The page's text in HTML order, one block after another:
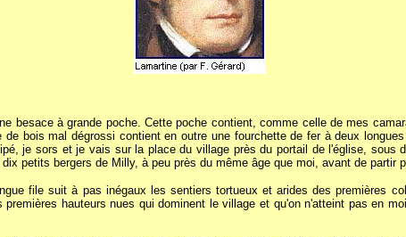
besace à grande poche. Cette poche contient, comme celle de mes
bois mal dégrossi contient en outre une fourchette de fer à deux
je sors et je vais sur la place du village près du portail de l'église,
petits bergers de Milly, à peu près du même âge que moi, avant de partir
file suit à pas inégaux les sentiers tortueux et arides des premières
hauteurs nues qui dominent le village et qu'on n'atteint pas en